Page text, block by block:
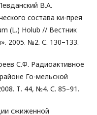
В.А.
состава ки-прея
(L.) Holub // Вестник
2005. №2. С. 130–133.
С.Ф. Радиоактивное
Го-мельской
Т. 44, №4. С. 85–91.
сжиженной